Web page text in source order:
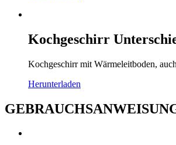
Kochgeschirr
Kochgeschirr mit Wärmeleitboden,
Herunterladen